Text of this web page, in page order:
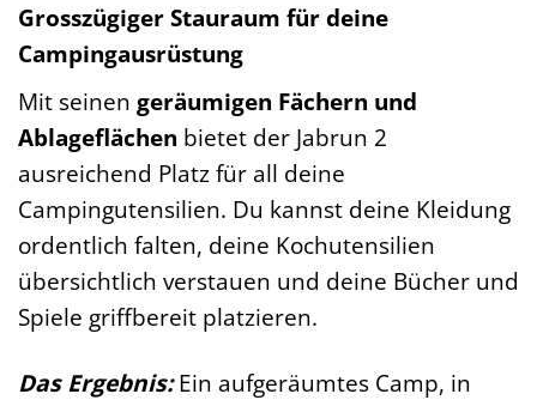
Grosszügiger Stauraum für deine
Campingausrüstung
Mit seinen geräumigen Fächern und
Ablageflächen bietet der Jabrun 2
ausreichend Platz für all deine
Campingutensilien. Du kannst deine Kleidung
ordentlich falten, deine Kochutensilien
übersichtlich verstauen und deine Bücher und
Spiele griffbereit platzieren.
Das Ergebnis:Ein aufgeräumtes Camp, in